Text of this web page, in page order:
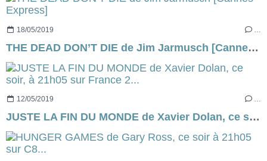
18/05/2019
THE DEAD DON’T DIE de Jim Jarmusch [Cannes Express]
12/05/2019 …
JUSTE LA FIN DU MONDE de Xavier Dolan, ce soir, à 21h05 sur France 2...